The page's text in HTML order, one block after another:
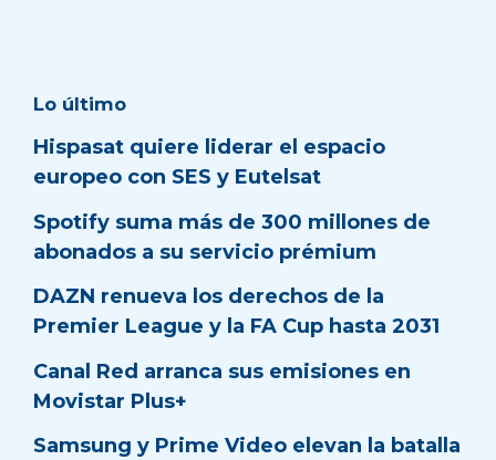
Lo último
Hispasat quiere liderar el espacio
europeo con SES y Eutelsat
Spotify suma más de 300 millones de
abonados a su servicio prémium
DAZN renueva los derechos de la
Premier League y la FA Cup hasta 2031
Canal Red arranca sus emisiones en
Movistar Plus+
Samsung y Prime Video elevan la batalla